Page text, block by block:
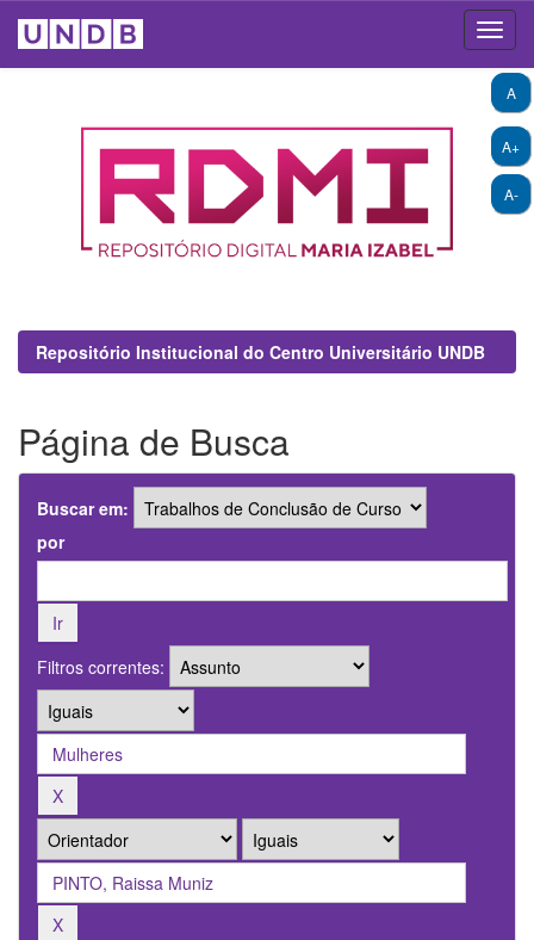
A+
A-
A
Repositório Institucional do Centro Universitário UNDB
Página de Busca
Buscar em:
por
Filtros correntes: